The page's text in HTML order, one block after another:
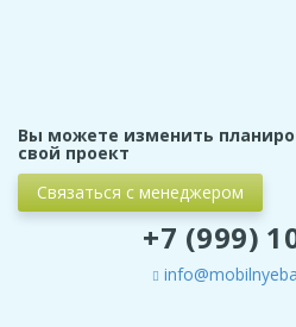
Вы можете изменить
свой проект
Связаться с менеджером
+7 (999)